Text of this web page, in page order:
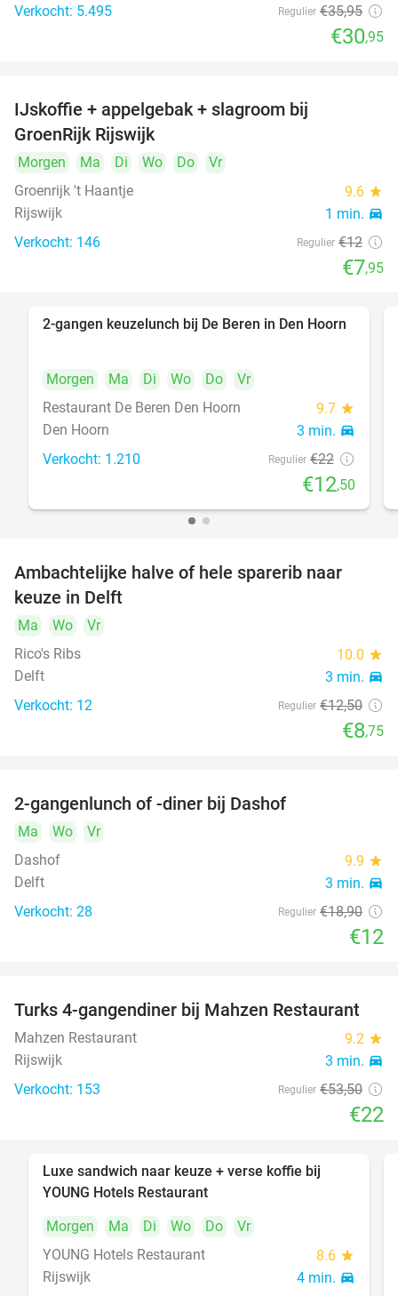
Verkocht: 5.495 Regulier €35,95
€30,95
IJskoffie + appelgebak + slagroom bij
GroenRijk Rijswijk
Morgen Ma Di Wo Do
Vr
Groenrijk 't Haantje
9.6 star
Rijswijk 1 min. directions_car
Verkocht: 146 Regulier €12
€7,95
43%
2-gangen keuzelunch bij De Beren in Den Hoorn
Morgen Ma Di Wo Do
Vr
Restaurant De Beren Den Hoorn
9.7 star
Den Hoorn 3 min. directions_car
Verkocht: 1.210 Regulier €22
€12,50
Ambachtelijke halve of hele sparerib naar
keuze in Delft
Ma Wo
Vr
Rico's Ribs
10.0 star
Delft 3 min. directions_car
Verkocht: 12 Regulier €12,50
€8,75
2-gangenlunch of -diner bij Dashof
Ma Wo
Vr
Dashof
9.9 star
Delft 3 min. directions_car
Verkocht: 28 Regulier €18,90
€12
59%
Turks 4-gangendiner bij Mahzen Restaurant
Mahzen Restaurant 9.2 star
Rijswijk 3 min. directions_car
Verkocht: 153 Regulier €53,50
€22
Luxe sandwich naar keuze + verse koffie bij
YOUNG Hotels Restaurant
Morgen
Ma Di Wo Do
Vr
YOUNG Hotels Restaurant
8.6 star
Rijswijk 4 min. directions_car